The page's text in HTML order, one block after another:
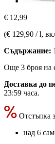
€ 12,99
(€ 129,90 / l,
Съдържание:
Още 3 броя на
Доставка до
23:59 часа.
Отстъпка
над 6